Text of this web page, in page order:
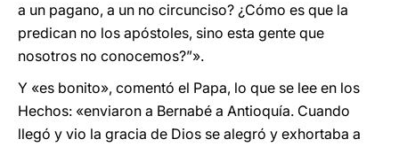
a un pagano, a un no circunciso? ¿Cómo es que la
predican no los apóstoles, sino esta gente que
nosotros no conocemos?”».
Y «es bonito», comentó el Papa, lo que se lee en los
Hechos: «enviaron a Bernabé a Antioquía. Cuando
llegó y vio la gracia de Dios se alegró y exhortaba a